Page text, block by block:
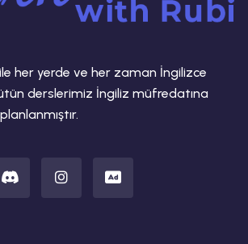
her yerde ve her zaman İngilizce
derslerimiz İngiliz müfredatına